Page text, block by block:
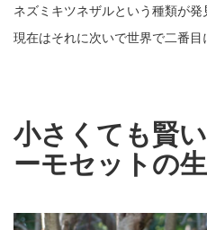
ネズミキツネザルという種類が発
現在はそれに次いで世界で二番目
小さくても賢
ーモセットの